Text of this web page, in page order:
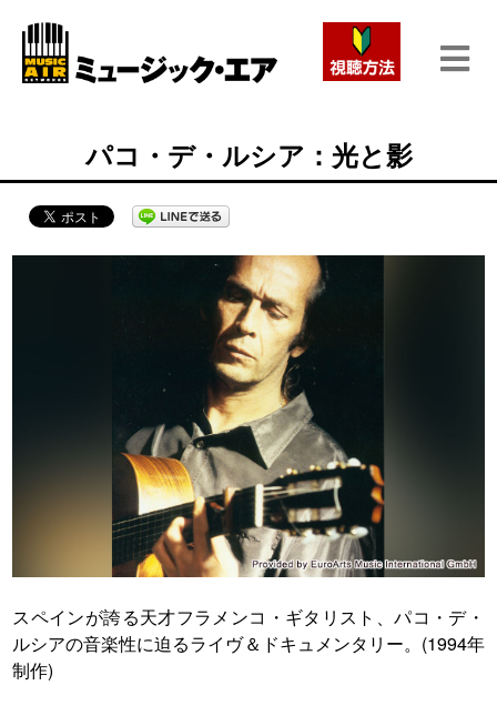
パコ・デ・ルシア：光と影
スペインが誇る天才フラメンコ・ギタリスト、パコ・デ・
ルシアの音楽性に迫るライヴ＆ドキュメンタリー。(1994年
制作)